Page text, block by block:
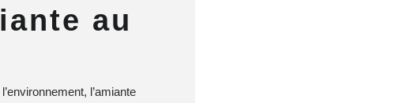
au
l’amiante